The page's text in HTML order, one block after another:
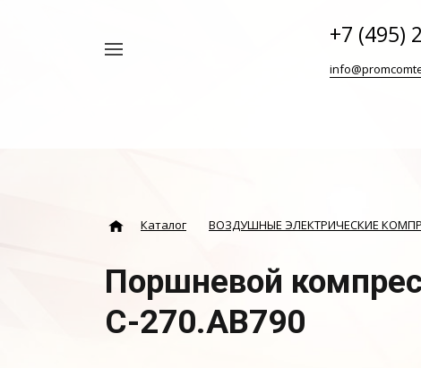
+7 (495)
Каталог ВОЗДУШНЫЕ ЭЛЕКТРИЧЕСКИЕ
Поршневой
С-270.АВ790